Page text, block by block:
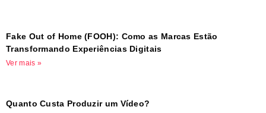
Fake Out of Home (FOOH): Como as Marcas Estão
Transformando Experiências Digitais
Ver mais »
Quanto Custa Produzir um Vídeo?